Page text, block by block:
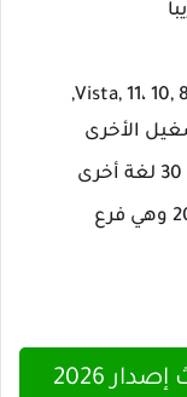
أنظمة التشغيل: ويندوز أكس بي Vista, 11، 10, 8, 7,
الأخرى
الشركة المطورة: Skype في عام 2003 وهي فرع
تحميل سكايب Skype احدث إصدار 2026